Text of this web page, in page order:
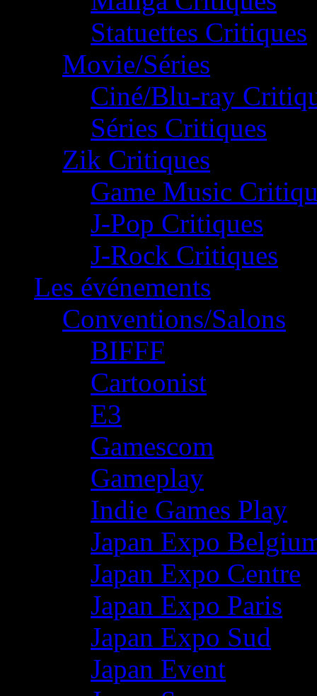
Statuettes Critiques
Movie/Séries
Ciné/Blu-ray
Séries Critiques
Zik Critiques
Game Music
J-Pop Critiques
J-Rock Critiques
Les événements
Conventions/Salons
BIFFF
Cartoonist
E3
Gamescom
Gameplay
Indie Games Play
Japan Expo
Japan Expo Centre
Japan Expo Paris
Japan Expo Sud
Japan Event